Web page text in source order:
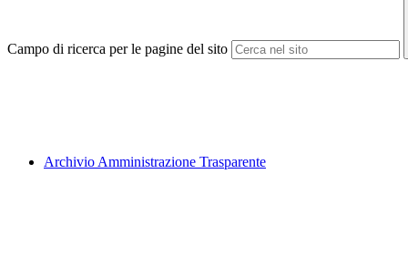
Campo di ricerca per le pagine del sito
Archivio Amministrazione Trasparente